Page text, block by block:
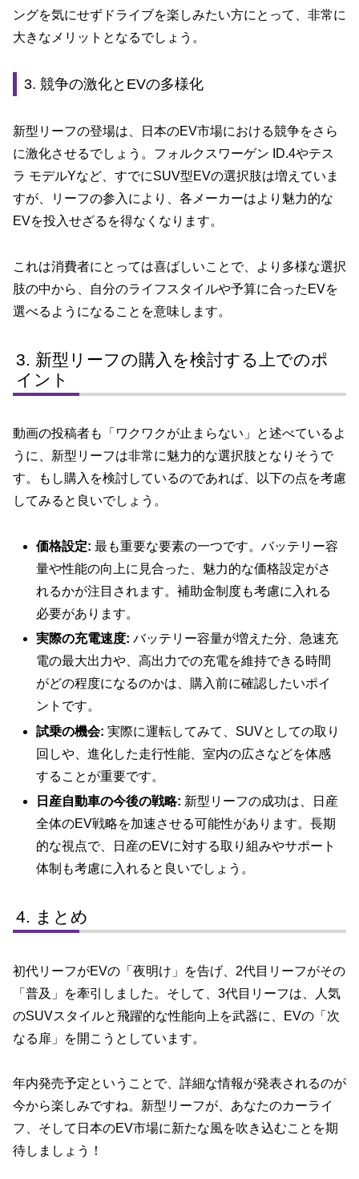
ングを気にせずドライブを楽しみたい方にとって、非常に
大きなメリットとなるでしょう。
3. 競争の激化とEVの多様化
新型リーフの登場は、日本のEV市場における競争をさら
に激化させるでしょう。フォルクスワーゲン ID.4やテス
ラ モデルYなど、すでにSUV型EVの選択肢は増えていま
すが、リーフの参入により、各メーカーはより魅力的な
EVを投入せざるを得なくなります。
これは消費者にとっては喜ばしいことで、より多様な選択
肢の中から、自分のライフスタイルや予算に合ったEVを
選べるようになることを意味します。
新型リーフの購入を検討する上でのポ
イント
動画の投稿者も「ワクワクが止まらない」と述べているよ
うに、新型リーフは非常に魅力的な選択肢となりそうで
す。もし購入を検討しているのであれば、以下の点を考慮
してみると良いでしょう。
価格設定: 最も重要な要素の一つです。バッテリー容
量や性能の向上に見合った、魅力的な価格設定がさ
れるかが注目されます。補助金制度も考慮に入れる
必要があります。
実際の充電速度: バッテリー容量が増えた分、急速充
電の最大出力や、高出力での充電を維持できる時間
がどの程度になるのかは、購入前に確認したいポイ
ントです。
試乗の機会: 実際に運転してみて、SUVとしての取り
回しや、進化した走行性能、室内の広さなどを体感
することが重要です。
日産自動車の今後の戦略: 新型リーフの成功は、日産
全体のEV戦略を加速させる可能性があります。長期
的な視点で、日産のEVに対する取り組みやサポート
体制も考慮に入れると良いでしょう。
まとめ
初代リーフがEVの「夜明け」を告げ、2代目リーフがその
「普及」を牽引しました。そして、3代目リーフは、人気
のSUVスタイルと飛躍的な性能向上を武器に、EVの「次
なる扉」を開こうとしています。
年内発売予定ということで、詳細な情報が発表されるのが
今から楽しみですね。新型リーフが、あなたのカーライ
フ、そして日本のEV市場に新たな風を吹き込むことを期
待しましょう！